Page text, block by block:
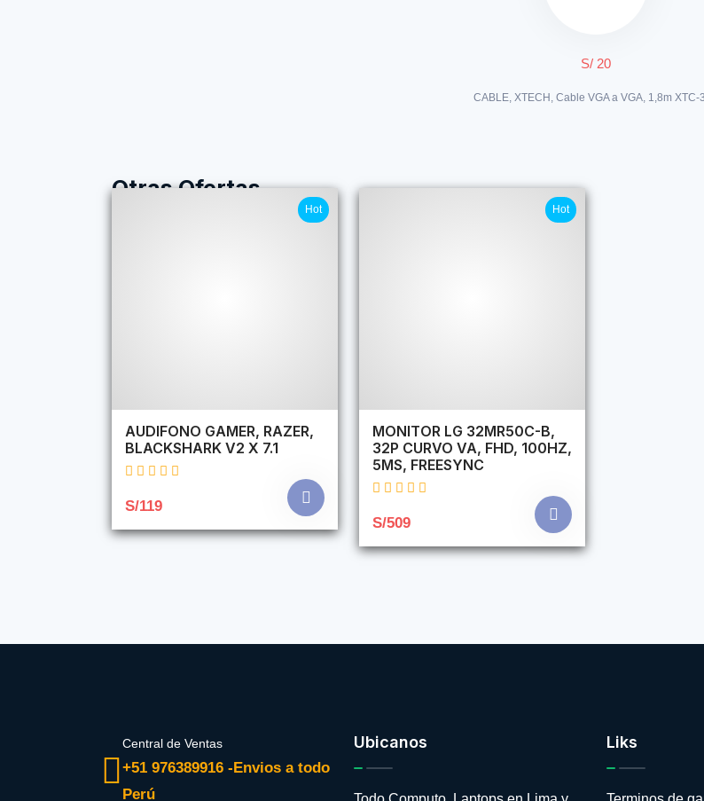
S/ 20
CABLE, XTECH, Cable VGA a VGA, 1,8m XTC-
Otras Ofertas
Hot
AUDIFONO GAMER, RAZER,
BLACKSHARK V2 X 7.1
S/119
Hot
MONITOR LG 32MR50C-B,
32P CURVO VA, FHD, 100HZ,
5MS, FREESYNC
S/509
Central de Ventas
+51 976389916 -Envios a todo
Perú
Ubicanos Liks